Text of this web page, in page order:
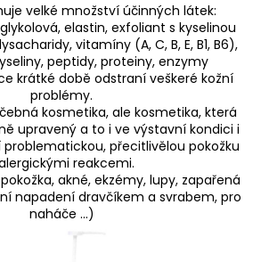
velké množství účinných látek:
elastin, exfoliant s kyselinou
vitamíny (A, C, B, E, B1, B6),
peptidy, proteiny, enzymy
krátké době odstraní veškeré kožní
problémy.
kosmetika, ale kosmetika, která
upravený a to i ve výstavní kondici i
přecitlivělou pokožku
reakcemi.
akné, ekzémy, lupy, zapařená
napadení dravčíkem a svrabem, pro
naháče …)